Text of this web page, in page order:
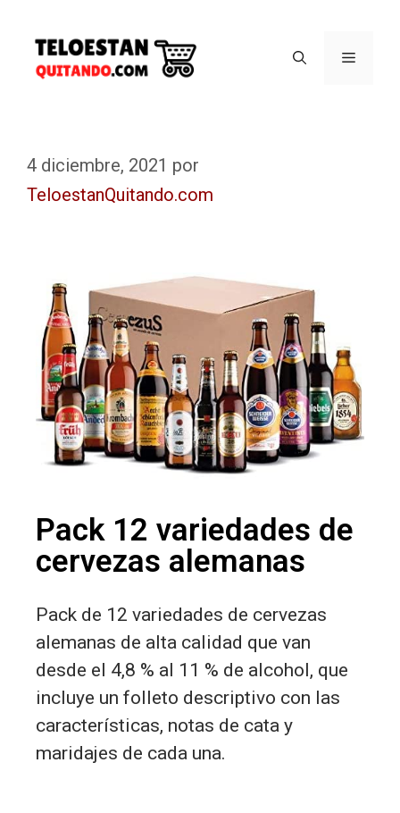
4 diciembre, 2021 por
TeloestanQuitando.com
Pack 12 variedades de
cervezas alemanas
Pack de 12 variedades de cervezas
alemanas de alta calidad que van
desde el 4,8 % al 11 % de alcohol, que
incluye un folleto descriptivo con las
características, notas de cata y
maridajes de cada una.